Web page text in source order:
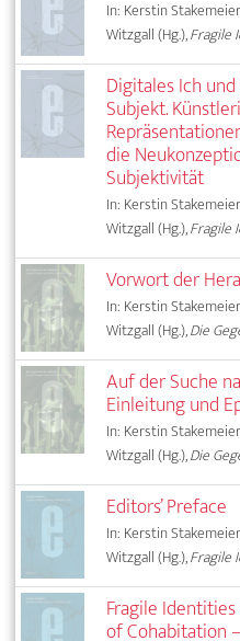
In: Kerstin
Witzgall (Hg.),Fragile
Digitales Ich
Subjekt.
die
Subjektivität
In: Kerstin
Witzgall (Hg.),Fragile
Vorwort der
In: Kerstin
Witzgall (Hg.),Die
Auf der Suche
Einleitung und
In: Kerstin
Witzgall (Hg.),Die
Editors’ Preface
In: Kerstin
Witzgall (Hg.),Fragile
Fragile
of Cohabitation